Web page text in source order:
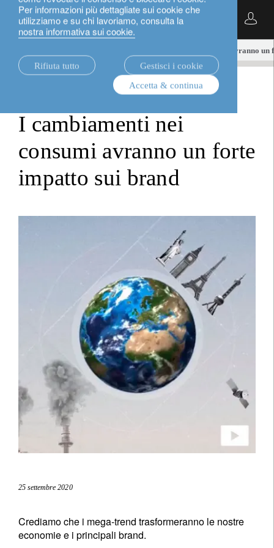
Per informazioni più dettagliate sui cookie che
utilizziamo e su chi lavoriamo, consulta la
nostra informativa sui cookie.
Rifiuta tutto
Gestisci i cookie
Accetta & continua
Italiano
I cambiamenti nei consumi avranno
I cambiamenti nei
consumi avranno un forte
impatto sui brand
25 settembre 2020
Crediamo che i mega-trend trasformeranno le nostre
economie e i principali brand.